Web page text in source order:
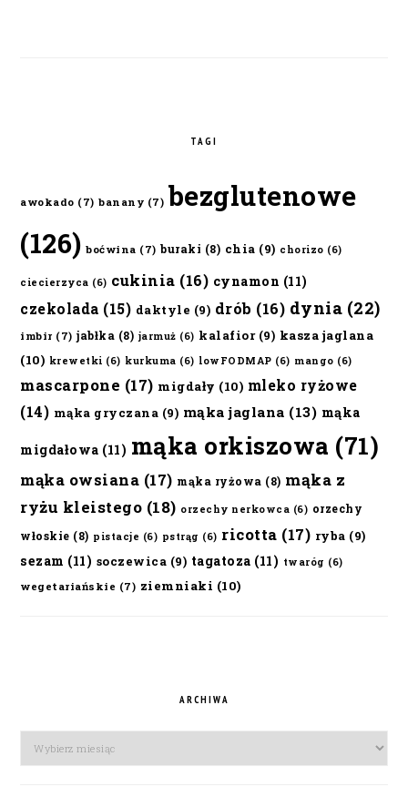
TAGI
awokado (7) banany (7) bezglutenowe
(126) boćwina (7) buraki (8) chia (9) chorizo (6)
ciecierzyca (6) cukinia (16) cynamon (11)
czekolada (15) daktyle (9) drób (16) dynia (22)
imbir (7) jabłka (8) jarmuż (6) kalafior(9) kasza jaglana
(10) krewetki (6) kurkuma (6) lowFODMAP (6) mango (6)
mascarpone (17) migdały (10) mleko ryżowe
(14) mąka gryczana (9) mąka jaglana (13) mąka
migdałowa (11) mąka orkiszowa (71)
mąka owsiana (17) mąka ryżowa (8) mąka z
ryżu kleistego (18) orzechy nerkowca (6) orzechy
włoskie (8) pistacje (6) pstrąg (6) ricotta (17) ryba (9)
sezam (11) soczewica (9) tagatoza (11) twaróg (6)
wegetariańskie (7) ziemniaki (10)
ARCHIWA
Archiwa